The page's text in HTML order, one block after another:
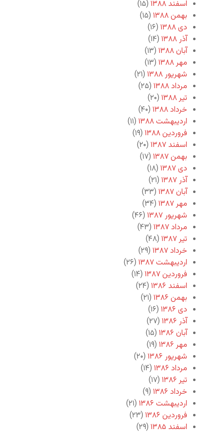
اسفند ۱۳۸۸
(۱۵)
بهمن ۱۳۸۸
(۱۵)
دی ۱۳۸۸
(۱۶)
آذر ۱۳۸۸
(۱۴)
آبان ۱۳۸۸
(۱۳)
مهر ۱۳۸۸
(۱۳)
شهریور ۱۳۸۸
(۲۱)
مرداد ۱۳۸۸
(۲۵)
تیر ۱۳۸۸
(۲۰)
خرداد ۱۳۸۸
(۴۰)
اردیبهشت ۱۳۸۸
(۱۱)
فروردین ۱۳۸۸
(۱۹)
اسفند ۱۳۸۷
(۲۰)
بهمن ۱۳۸۷
(۱۷)
دی ۱۳۸۷
(۱۸)
آذر ۱۳۸۷
(۲۱)
آبان ۱۳۸۷
(۳۳)
مهر ۱۳۸۷
(۳۴)
شهریور ۱۳۸۷
(۴۶)
مرداد ۱۳۸۷
(۴۳)
تیر ۱۳۸۷
(۴۸)
خرداد ۱۳۸۷
(۲۹)
اردیبهشت ۱۳۸۷
(۲۶)
فروردین ۱۳۸۷
(۱۴)
اسفند ۱۳۸۶
(۲۴)
بهمن ۱۳۸۶
(۲۱)
دی ۱۳۸۶
(۱۶)
آذر ۱۳۸۶
(۲۷)
آبان ۱۳۸۶
(۱۵)
مهر ۱۳۸۶
(۱۹)
شهریور ۱۳۸۶
(۲۰)
مرداد ۱۳۸۶
(۱۴)
تیر ۱۳۸۶
(۱۷)
خرداد ۱۳۸۶
(۹)
اردیبهشت ۱۳۸۶
(۲۱)
فروردین ۱۳۸۶
(۲۳)
اسفند ۱۳۸۵
(۲۹)